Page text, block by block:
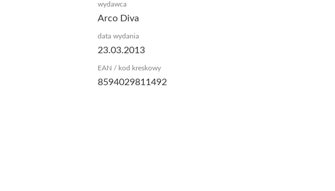
wydawca
Arco Diva
data wydania
23.03.2013
EAN / kod kreskowy
8594029811492